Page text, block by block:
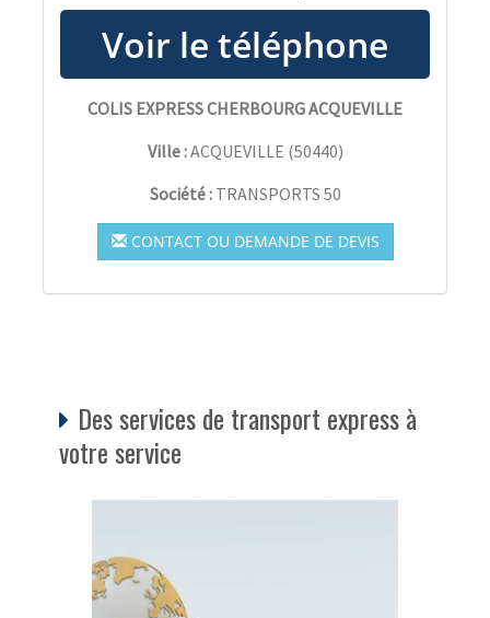
COLIS EXPRESS CHERBOURG ACQUEVILLE
Ville :ACQUEVILLE (50440)
Société : TRANSPORTS 50
CONTACT OU DEMANDE DE DEVIS
Des services de transport express à
votre service